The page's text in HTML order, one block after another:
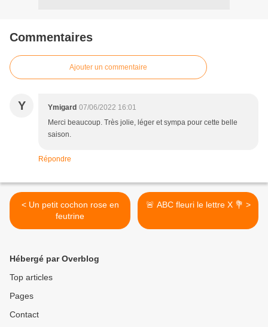
Commentaires
Ajouter un commentaire
Y Ymigard 07/06/2022 16:01
Merci beaucoup. Très jolie, léger et sympa pour cette belle
saison.
Répondre
< Un petit cochon rose en
feutrine
🚨 ABC fleuri le lettre X 💐 >
Hébergé par Overblog
Top articles
Pages
Contact